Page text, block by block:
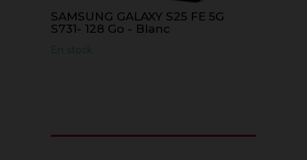
SAMSUNG GALAXY S25 FE 5G
S731- 128 Go - Blanc
En stock